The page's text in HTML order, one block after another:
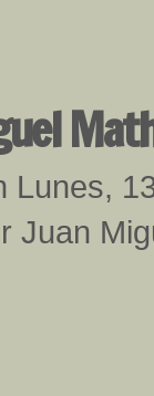
Lunes,
Juan